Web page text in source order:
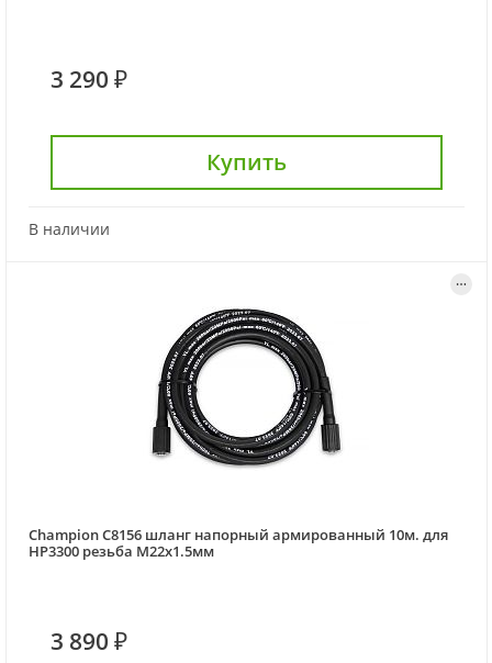
3 290 ₽
Купить
В наличии
Champion C8156 шланг напорный армированный 10м. для
HP3300 резьба М22х1.5мм
3 890 ₽